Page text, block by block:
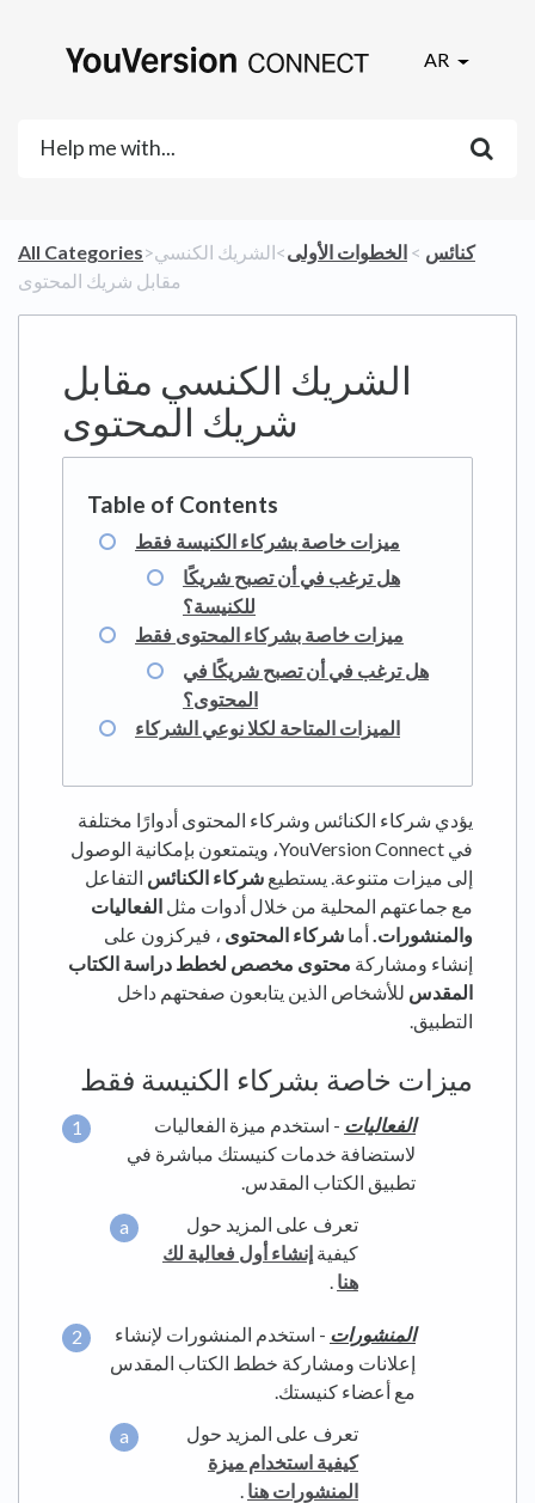
AR
All Categories ​كنائس ​ > ​ ​الخطوات الأولى​>​ الشريك الكنسي
مقابل شريك المحتوى
الشريك الكنسي مقابل
شريك المحتوى
ميزات خاصة بشركاء الكنيسة فقط
هل ترغب في أن تصبح شريكًا
للكنيسة؟
ميزات خاصة بشركاء المحتوى فقط
هل ترغب في أن تصبح شريكًا في
المحتوى؟
الميزات المتاحة لكلا نوعي الشركاء
يؤدي شركاء الكنائس وشركاء المحتوى أدوارًا مختلفة
في YouVersion Connect، ويتمتعون بإمكانية الوصول
إلى ميزات متنوعة. يستطيع شركاء الكنائس التفاعل
مع جماعتهم المحلية من خلال أدوات مثل الفعاليات
والمنشورات.أما شركاء المحتوى ، فيركزون على
إنشاء ومشاركة محتوى مخصص لخطط دراسة الكتاب
المقدس للأشخاص الذين يتابعون صفحتهم داخل
التطبيق.
ميزات خاصة بشركاء الكنيسة فقط
الفعاليات - استخدم ميزة الفعاليات
لاستضافة خدمات كنيستك مباشرة في
تطبيق الكتاب المقدس.
تعرف على المزيد حول
كيفية إنشاء أول فعالية لك
هنا
المنشورات - استخدم المنشورات لإنشاء
إعلانات ومشاركة خطط الكتاب المقدس
مع أعضاء كنيستك.
تعرف على المزيد حول
كيفية استخدام ميزة
المنشورات هنا .